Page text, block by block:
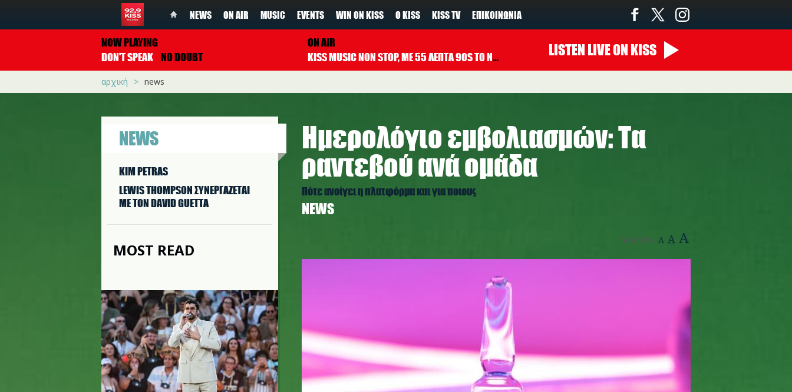
NEWS ON AIR MUSIC EVENTS WIN ON KISS Ο KISS KISS TV ΕΠΙΚΟΙΝΩΝΊΑ
NOW PLAYING
DON'T SPEAK NO DOUBT
ON AIR
KISS MUSIC NON STOP, ΜΕ 55 ΛΕΠΤΑ 90S TO NOW ΚΑΘΕ ΩΡΑ
14:00 - 00:00
LISTEN LIVEON KISS
αρχική news
NEWS
KIM PETRAS
LEWIS THOMPSON ΣΥΝΕΡΓAΖΕΤΑΙ
ΜΕ ΤΟΝ DAVID GUETTA
MOST READ
Ημερολόγιο εμβολιασμών: Τα
ραντεβού ανά ομάδα
Πότε ανοίγει η πλατφόρμα και για ποιους
NEWS
Text Size: A A A
covid_emvolio5_kiss_pexels.jpg